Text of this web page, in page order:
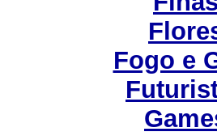
Fogo e